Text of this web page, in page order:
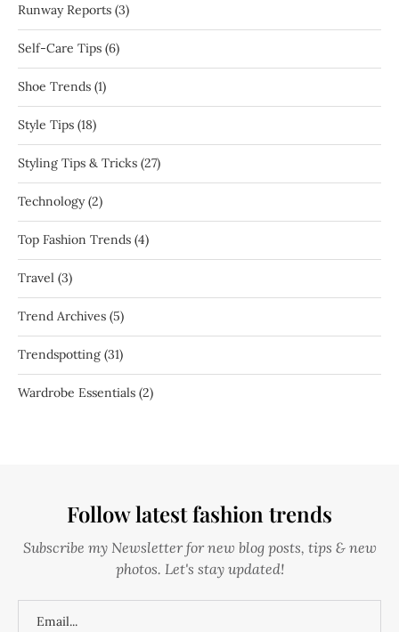
Runway Reports (3)
Self-Care Tips (6)
Shoe Trends (1)
Style Tips (18)
Styling Tips & Tricks (27)
Technology(2)
Top Fashion Trends (4)
Travel (3)
Trend Archives (5)
Trendspotting (31)
Wardrobe Essentials (2)
Follow latest fashion trends
Subscribe my Newsletter for new blog posts, tips & new
photos. Let's stay updated!